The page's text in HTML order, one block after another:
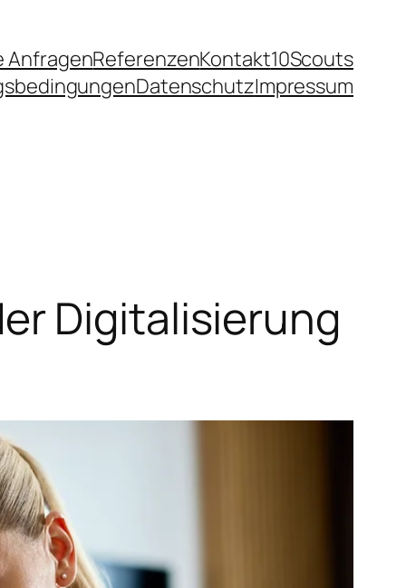
AnfragenReferenzenKontakt10Scouts
DatenschutzImpressum
Digitalisierung